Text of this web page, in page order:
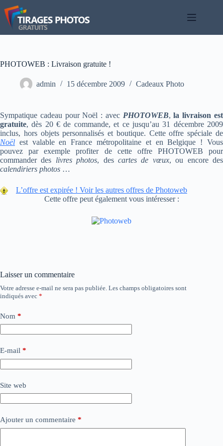
Passer
au
contenu
PHOTOWEB : Livraison gratuite !
admin 15 décembre 2009 Cadeaux Photo
Sympatique cadeau pour Noël : avec PHOTOWEB,la livraison est
gratuite, dès 20 € de commande, et ce jusqu’au 31 décembre 2009
inclus, hors objets personnalisés et boutique. Cette offre spéciale de
Noël est valable en France métropolitaine et en Belgique ! Vous
pouvez par exemple profiter de cette offre PHOTOWEB pour
commander des livres photos, descartes de vœux, ou encore des
calendiriers photos …
L’offre est expirée ! Voir les autres offres de Photoweb
Cette offre peut également vous intéresser :
Laisser un commentaire
Votre adresse e-mail ne sera pas publiée. Les champs obligatoires sont
indiqués avec *
Nom *
E-mail *
Site web
Ajouter un commentaire *